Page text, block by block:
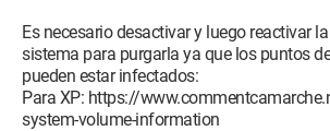
Es necesario desactivar y luego reactivar
sistema para purgarla ya que los puntos
pueden estar infectados:
Para XP: https://
system-volume-information